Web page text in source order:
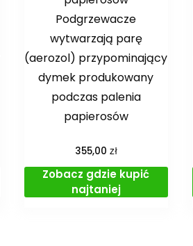
Podgrzewacze
wytwarzają parę
(aerozol) przypominający
dymek produkowany
podczas palenia
papierosów
355,00 zł
Zobacz gdzie kupić
najtaniej